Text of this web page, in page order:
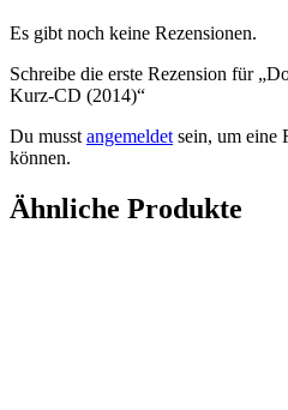
Es gibt noch keine Rezensionen.
Schreibe die erste Rezension für
Kurz-CD (2014)“
Du musst angemeldet sein, um eine
können.
Ähnliche Produkte